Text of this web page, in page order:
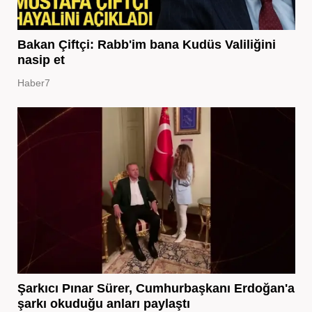
Bakan Çiftçi: Rabb'im bana Kudüs Valiliğini
nasip et
Haber7
Şarkıcı Pınar Sürer, Cumhurbaşkanı Erdoğan'a
şarkı okuduğu anları paylaştı